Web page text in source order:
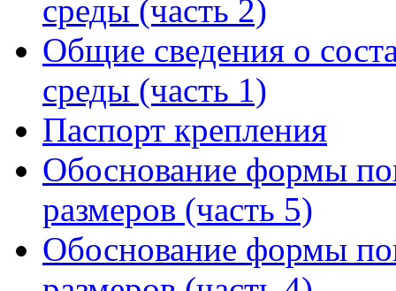
среды (часть 2)
Общие сведения о
среды (часть 1)
Паспорт крепления
Обоснование формы
размеров (часть 5)
Обоснование формы